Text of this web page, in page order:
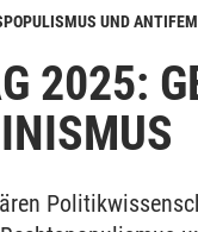
UND
2025: